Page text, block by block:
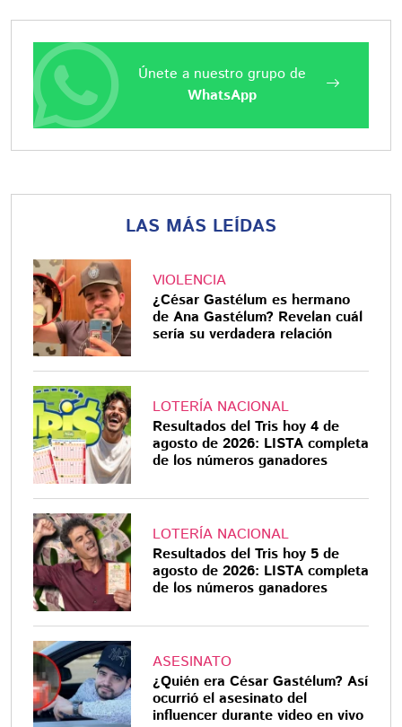
Únete a nuestro grupo de
WhatsApp
LAS MÁS LEÍDAS
VIOLENCIA
¿César Gastélum es hermano
de Ana Gastélum? Revelan cuál
sería su verdadera relación
LOTERÍA NACIONAL
Resultados del Tris hoy 4 de
agosto de 2026: LISTA completa
de los números ganadores
LOTERÍA NACIONAL
Resultados del Tris hoy 5 de
agosto de 2026: LISTA completa
de los números ganadores
ASESINATO
¿Quién era César Gastélum? Así
ocurrió el asesinato del
influencer durante video en vivo